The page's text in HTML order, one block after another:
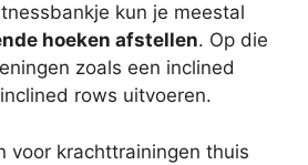
kun je meestal
hoeken afstellen. Op die
zoals een inclined
rows uitvoeren.
voor krachttrainingen thuis